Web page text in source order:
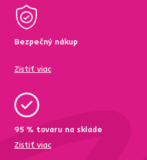
Bezpečný nákup
Zistiť viac
95 % tovaru na sklade
Zistiť viac